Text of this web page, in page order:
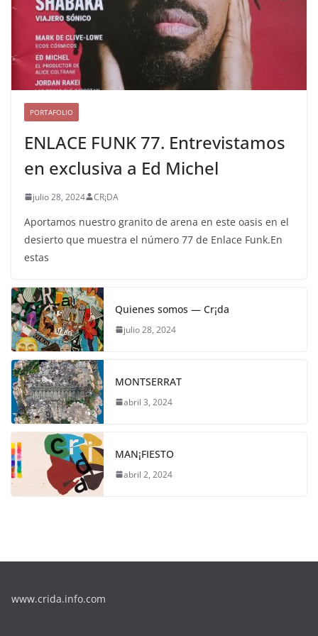
PORTAFOLIO
ENLACE FUNK 77. Entrevistamos
en exclusiva a Ed Michel
julio 28, 2024 CR¡DA
Aportamos nuestro granito de arena en este oasis en el
desierto que muestra el número 77 de Enlace Funk.En
estas
Quienes somos — Cr¡da
julio 28, 2024
MONTSERRAT
abril 3, 2024
MAN¡FIESTO
abril 2, 2024
www.crida.info.com